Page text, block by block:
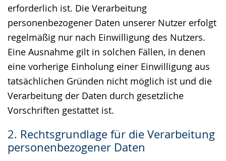
erforderlich ist. Die Verarbeitung
personenbezogener Daten unserer Nutzer erfolgt
regelmäßig nur nach Einwilligung des Nutzers.
Eine Ausnahme gilt in solchen Fällen, in denen
eine vorherige Einholung einer Einwilligung aus
tatsächlichen Gründen nicht möglich ist und die
Verarbeitung der Daten durch gesetzliche
Vorschriften gestattet ist.
2. Rechtsgrundlage für die Verarbeitung
personenbezogener Daten